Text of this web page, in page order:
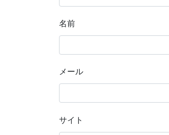
名前
メール
サイト